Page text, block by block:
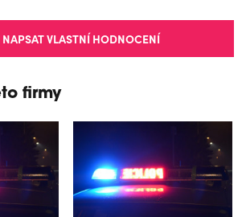
VLASTNÍ HODNOCENÍ
firmy